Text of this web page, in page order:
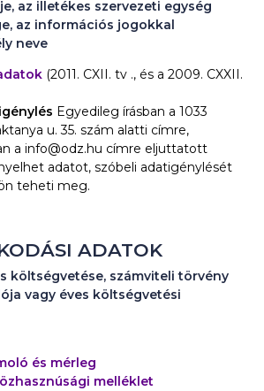
az illetékes szervezeti egység
az információs jogokkal
neve
(2011. CXII. tv ., és a 2009. CXXII.
Egyedileg írásban a 1033
u. 35. szám alatti címre,
a info@odz.hu címre eljuttatott
adatot, szóbeli adatigénylését
teheti meg.
ADATOK
költségvetése, számviteli törvény
vagy éves költségvetési
és mérleg
melléklet